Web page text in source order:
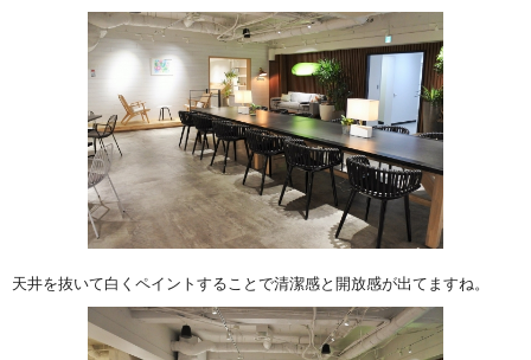
天井を抜いて白くペイントすることで清潔感と開放感が出てますね。